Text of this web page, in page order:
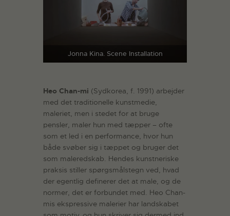
Jonna Kina. Scene Installation
Heo Chan-mi (Sydkorea, f. 1991) arbejder
med det traditionelle kunstmedie,
maleriet, men i stedet for at bruge
pensler, maler hun med tæpper – ofte
som et led i en performance, hvor hun
både svøber sig i tæppet og bruger det
som maleredskab. Hendes kunstneriske
praksis stiller spørgsmålstegn ved, hvad
der egentlig definerer det at male, og de
normer, det er forbundet med. Heo Chan-
mis ekspressive malerier har landskabet